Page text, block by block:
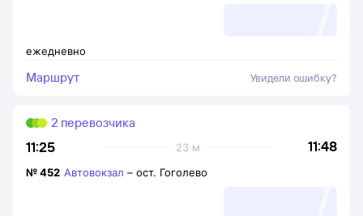
ежедневно
Маршрут Увидели ошибку?
11:25 11:48
23 м
2 перевозчика
№452 Автовокзал – ост. Гоголево